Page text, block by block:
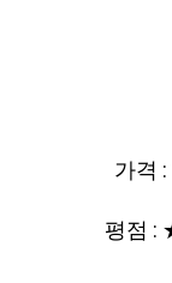
가격 :
평점 :